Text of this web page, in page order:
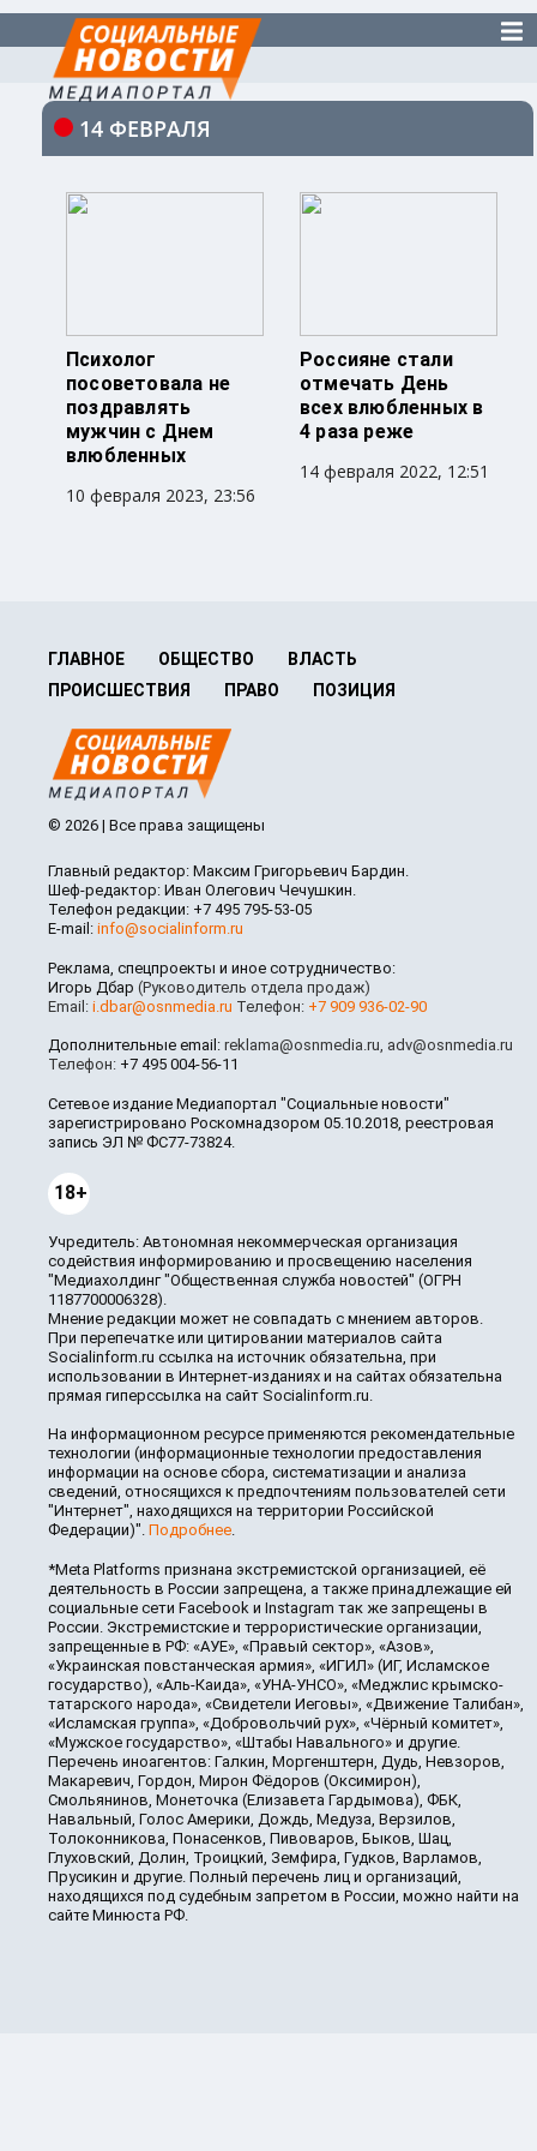
14 ФЕВРАЛЯ
Психолог
посоветовала не
поздравлять
мужчин с Днем
влюбленных
10 февраля 2023, 23:56
Россияне стали
отмечать День
всех влюбленных в
4 раза реже
14 февраля 2022, 12:51
ГЛАВНОЕ ОБЩЕСТВО
ВЛАСТЬ
ПРОИСШЕСТВИЯ
ПРАВО ПОЗИЦИЯ
© 2026 | Все права защищены
Главный редактор: Максим Григорьевич Бардин.
Шеф-редактор: Иван Олегович Чечушкин.
Телефон редакции: +7 495 795-53-05
E-mail: info@socialinform.ru
Реклама, спецпроекты и иное сотрудничество:
Игорь Дбар (Руководитель отдела продаж)
Email: i.dbar@osnmedia.ru Телефон: +7 909 936-02-90
Дополнительные email: reklama@osnmedia.ru, adv@osnmedia.ru
Телефон: +7 495 004-56-11
Сетевое издание Медиапортал "Социальные новости"
зарегистрировано Роскомнадзором 05.10.2018, реестровая
запись ЭЛ № ФС77-73824.
18+
Учредитель: Автономная некоммерческая организация
содействия информированию и просвещению населения
"Медиахолдинг "Общественная служба новостей" (ОГРН
1187700006328).
Мнение редакции может не совпадать с мнением авторов.
При перепечатке или цитировании материалов сайта
Socialinform.ru ссылка на источник обязательна, при
использовании в Интернет-изданиях и на сайтах обязательна
прямая гиперссылка на сайт Socialinform.ru.
На информационном ресурсе применяются рекомендательные
технологии (информационные технологии предоставления
информации на основе сбора, систематизации и анализа
сведений, относящихся к предпочтениям пользователей сети
"Интернет", находящихся на территории Российской
Федерации)". Подробнее.
*Meta Platforms признана экстремистской организацией, её
деятельность в России запрещена, а также принадлежащие ей
социальные сети Facebook и Instagram так же запрещены в
России. Экстремистские и террористические организации,
запрещенные в РФ: «АУЕ», «Правый сектор», «Азов»,
«Украинская повстанческая армия», «ИГИЛ» (ИГ, Исламское
государство), «Аль-Каида», «УНА-УНСО», «Меджлис крымско-
татарского народа», «Свидетели Иеговы», «Движение Талибан»,
«Исламская группа», «Добровольчий рух», «Чёрный комитет»,
«Мужское государство», «Штабы Навального» и другие.
Перечень иноагентов: Галкин, Моргенштерн, Дудь, Невзоров,
Макаревич, Гордон, Мирон Фёдоров (Оксимирон),
Смольянинов, Монеточка (Елизавета Гардымова), ФБК,
Навальный, Голос Америки, Дождь, Медуза, Верзилов,
Толоконникова, Понасенков, Пивоваров, Быков, Шац,
Глуховский, Долин, Троицкий, Земфира, Гудков, Варламов,
Прусикин и другие. Полный перечень лиц и организаций,
находящихся под судебным запретом в России, можно найти на
сайте Минюста РФ.